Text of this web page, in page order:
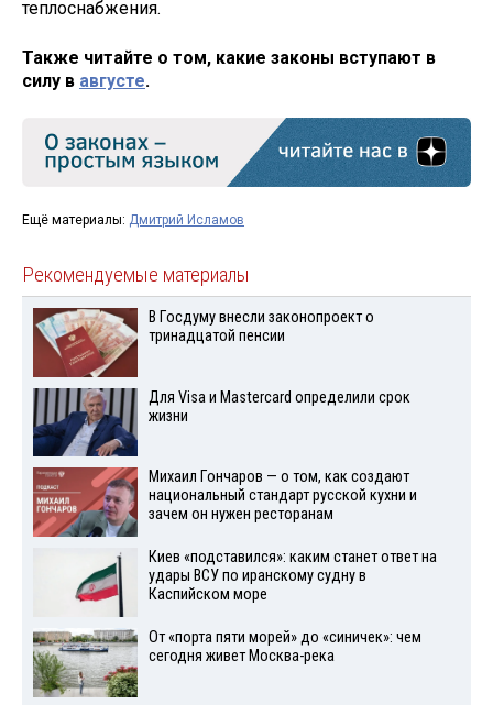
теплоснабжения.
Также читайте о том, какие законы вступают в
силу в августе.
Ещё материалы: Дмитрий Исламов
Рекомендуемые материалы
В Госдуму внесли законопроект о
тринадцатой пенсии
Для Visа и Mastercard определили срок
жизни
Михаил Гончаров — о том, как создают
национальный стандарт русской кухни и
зачем он нужен ресторанам
Киев «подставился»: каким станет ответ на
удары ВСУ по иранскому судну в
Каспийском море
От «порта пяти морей» до «синичек»: чем
сегодня живет Москва-река